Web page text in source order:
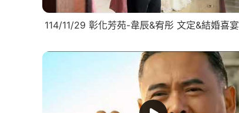
114/11/29 彰化芳苑-韋辰&宥彤 文定&結婚喜宴